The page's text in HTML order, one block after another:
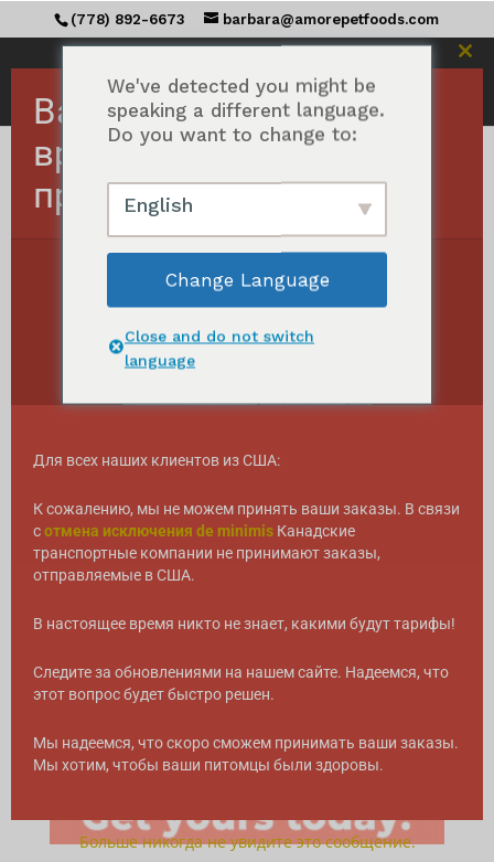
(778) 892-6673 barbara@amorepetfoods.com
Главная /Все морсы MEGA™
/ Кошачьи МЕГА
морсы™
Кошачьи морсы MEGA™
Показать все результаты 6Отсортировано
по
We've detected you might be
speaking a different language.
Do you want to change to:
English
Change Language
Close and do not switch
language
Важно! Заказы в США
временно
приостановлены.
Для всех наших клиентов из США:
К сожалению, мы не можем принять ваши заказы. В связи
сотмена исключения de minimis Канадские
транспортные компании не принимают заказы,
отправляемые в США.
В настоящее время никто не знает, какими будут тарифы!
Следите за обновлениями на нашем сайте. Надеемся, что
этот вопрос будет быстро решен.
Мы надеемся, что скоро сможем принимать ваши заказы.
Мы хотим, чтобы ваши питомцы были здоровы.
Больше никогда не увидите это сообщение.